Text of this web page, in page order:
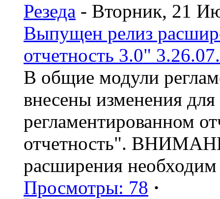
Резеда - Вторник, 21
Выпущен релиз
отчетность 3.0"
В общие модули
внесены изменения
регламентированном
отчетность".
расширения необходим
Просмотры: 78 ·